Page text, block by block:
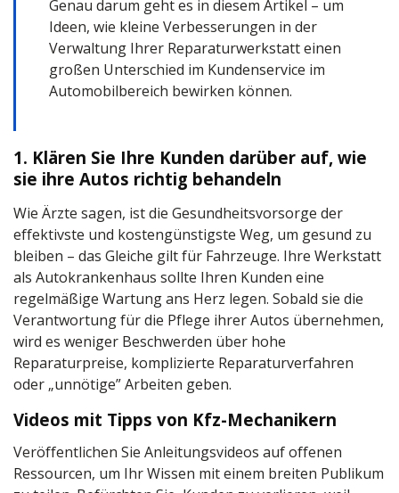
Genau darum geht es in diesem Artikel – um
Ideen, wie kleine Verbesserungen in der
Verwaltung Ihrer Reparaturwerkstatt einen
großen Unterschied im Kundenservice im
Automobilbereich bewirken können.
1. Klären Sie Ihre Kunden darüber auf, wie
sie ihre Autos richtig behandeln
Wie Ärzte sagen, ist die Gesundheitsvorsorge der
effektivste und kostengünstigste Weg, um gesund zu
bleiben – das Gleiche gilt für Fahrzeuge. Ihre Werkstatt
als Autokrankenhaus sollte Ihren Kunden eine
regelmäßige Wartung ans Herz legen. Sobald sie die
Verantwortung für die Pflege ihrer Autos übernehmen,
wird es weniger Beschwerden über hohe
Reparaturpreise, komplizierte Reparaturverfahren
oder „unnötige” Arbeiten geben.
Videos mit Tipps von Kfz-Mechanikern
Veröffentlichen Sie Anleitungsvideos auf offenen
Ressourcen, um Ihr Wissen mit einem breiten Publikum